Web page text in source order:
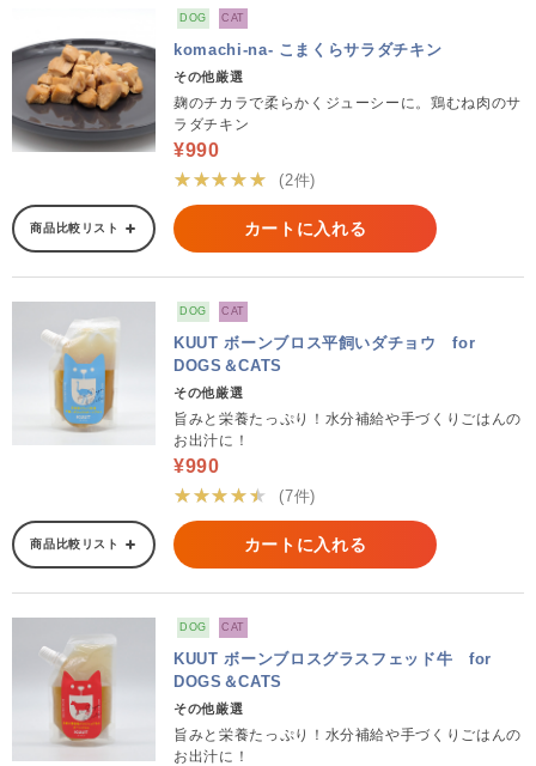
DOG CAT
komachi-na- こまくらサラダチキン
その他厳選
麹のチカラで柔らかくジューシーに。鶏むね肉のサ
ラダチキン
¥990
★★★★★
(2件)
商品比較リスト カートに入れる
DOG CAT
KUUT ボーンブロス平飼いダチョウ for
DOGS＆CATS
その他厳選
旨みと栄養たっぷり！水分補給や手づくりごはんの
お出汁に！
¥990
★★★★★
(7件)
商品比較リスト カートに入れる
DOG CAT
KUUT ボーンブロスグラスフェッド牛 for
DOGS＆CATS
その他厳選
旨みと栄養たっぷり！水分補給や手づくりごはんの
お出汁に！